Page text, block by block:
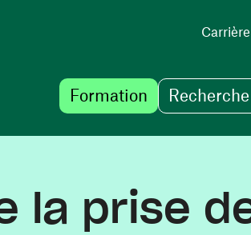
Carrière
Formation
la prise